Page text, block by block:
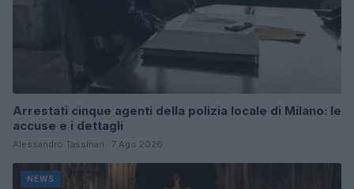
Arrestati cinque agenti della polizia locale di Milano: le
accuse e i dettagli
Alessandro Tassinari · 7 Ago 2026
NEWS